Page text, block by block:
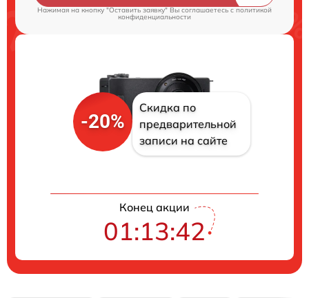
Нажимая на кнопку "Оставить заявку" Вы соглашаетесь c политикой
конфиденциальности
-20%
Скидка по
предварительной
записи на сайте
Конец акции
01:13:41